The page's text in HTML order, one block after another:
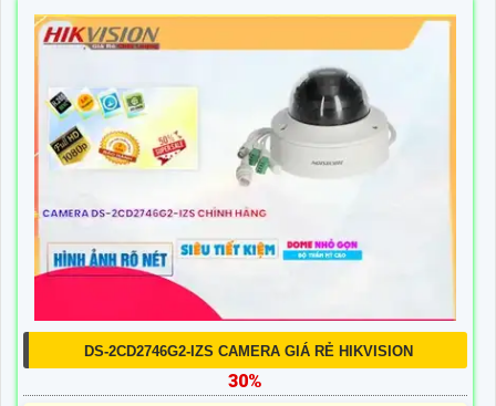
DS-2CD2746G2-IZS CAMERA GIÁ RẺ HIKVISION
30%